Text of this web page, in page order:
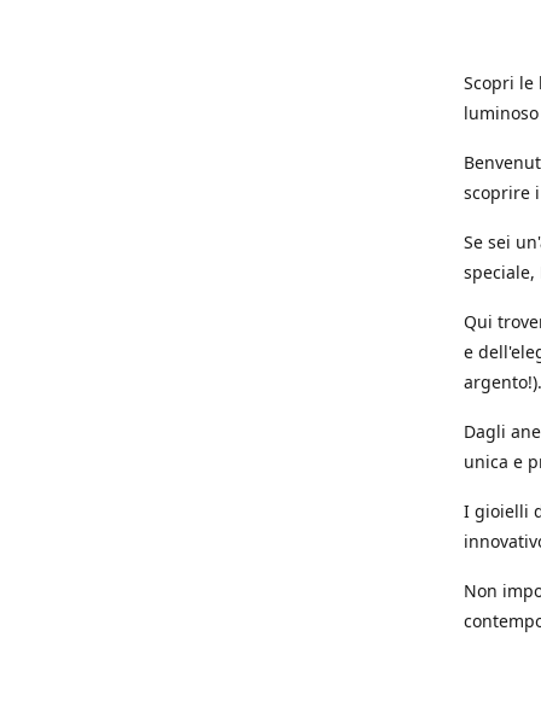
Scopri
scoprire
Se sei
speciale,
Qui
e
argento!).
Dagli
unica e
I gioielli
Non